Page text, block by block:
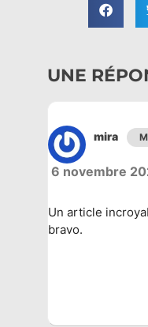
UNE
mira
6 novembre
Un article
bravo.